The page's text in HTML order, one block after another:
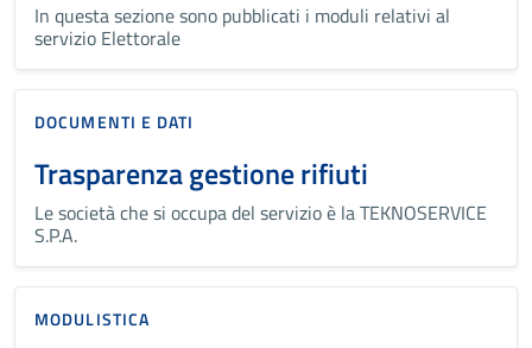
In questa sezione sono pubblicati i moduli relativi al
servizio Elettorale
DOCUMENTI E DATI
Trasparenza gestione rifiuti
Le società che si occupa del servizio è la TEKNOSERVICE
S.P.A.
MODULISTICA